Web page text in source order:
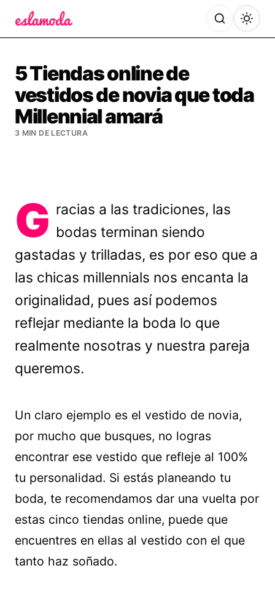
5 Tiendas online de
vestidos de novia que toda
Millennial amará
3 MIN DE LECTURA
G racias a las tradiciones, las
bodas terminan siendo
gastadas y trilladas, es por eso que a
las chicas millennials nos encanta la
originalidad, pues así podemos
reflejar mediante la boda lo que
realmente nosotras y nuestra pareja
queremos.
Un claro ejemplo es el vestido de novia,
por mucho que busques, no logras
encontrar ese vestido que refleje al 100%
tu personalidad. Si estás planeando tu
boda, te recomendamos dar una vuelta por
estas cinco tiendas online, puede que
encuentres en ellas al vestido con el que
tanto haz soñado.